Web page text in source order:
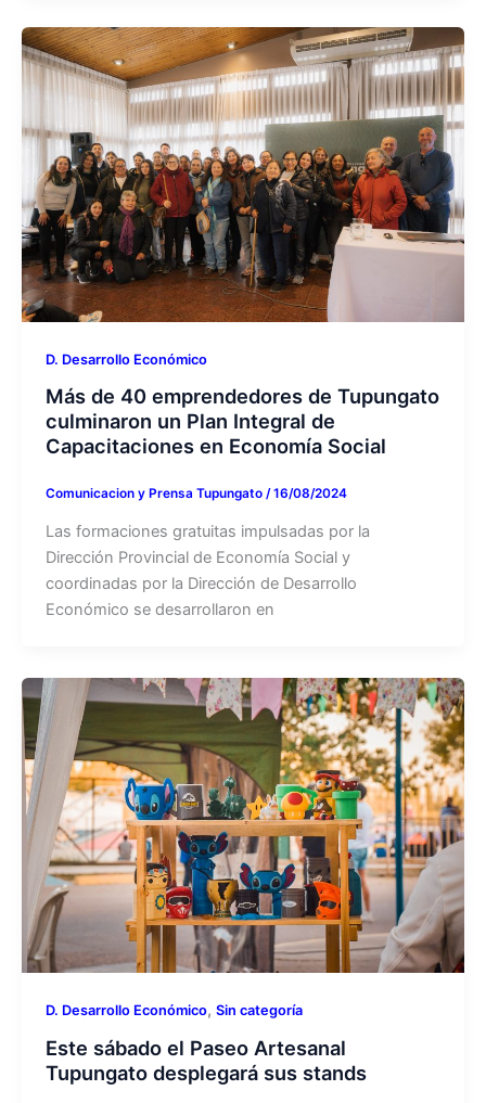
D. Desarrollo Económico
Más de 40 emprendedores de Tupungato
culminaron un Plan Integral de
Capacitaciones en Economía Social
Comunicacion y Prensa Tupungato /16/08/2024
Las formaciones gratuitas impulsadas por la
Dirección Provincial de Economía Social y
coordinadas por la Dirección de Desarrollo
Económico se desarrollaron en
D. Desarrollo Económico, Sin categoría
Este sábado el Paseo Artesanal
Tupungato desplegará sus stands